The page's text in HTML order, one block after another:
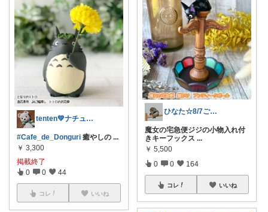
tenten💚ナチュラルライフ
#Cafe_de_Donguri 癒やしの ...
￥ 3,300
掲載終了
0 0 44
コレ いいね
ひなた☆8/7ご購入感謝です❤️
魔女の宅急便ジジの小物入れ付
きキーフックス ...
￥ 5,500
0 0 164
コレ いいね